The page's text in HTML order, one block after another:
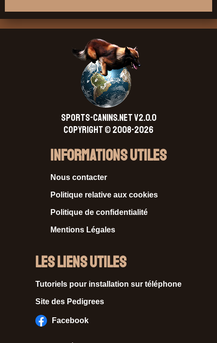
SPORTS-CANINS.NET V2.0.0
Copyright © 2008-2026
Informations Utiles
Nous contacter
Politique relative aux cookies
Politique de confidentialité
Mentions Légales
Les liens utiles
Tutoriels pour installation sur téléphone
Site des Pedigrees
Facebook